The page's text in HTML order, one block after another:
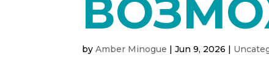
byAmber Minogue |Jun 9, 2026 |